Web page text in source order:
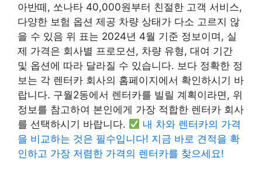
아반떼, 쏘나타 40,000원부터 친절한 고객 서비스,
다양한 보험 옵션 제공 차량 상태가 다소 고르지 않
을 수 있음 위 표는 2024년 4월 기준 정보이며, 실
제 가격은 회사별 프로모션, 차량 유형, 대여 기간
및 옵션에 따라 달라질 수 있습니다. 보다 정확한 정
보는 각 렌터카 회사의 홈페이지에서 확인하시기 바
랍니다. 구월2동에서 렌터카를 빌릴 계획이라면, 위
정보를 참고하여 본인에게 가장 적합한 렌터카 회사
를 선택하시기 바랍니다.
내 차와 렌터카의 가격
을 비교하는 것은 필수입니다! 지금 바로 견적을 확
인하고 가장 저렴한 가격의 렌터카를 찾으세요!